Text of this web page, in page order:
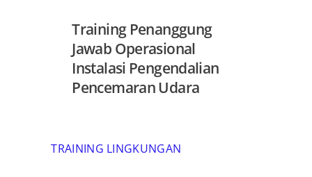
Training Penanggung
Jawab Operasional
Instalasi Pengendalian
Pencemaran Udara
TRAINING LINGKUNGAN